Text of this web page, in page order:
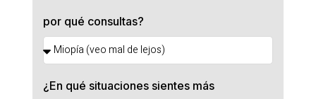
por qué consultas?
¿En qué situaciones sientes más